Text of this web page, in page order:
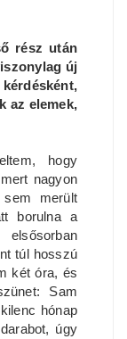
rész után
új
az elemek,
hogy
nagyon
merült
borulna a
túl hosszú
két óra, és
Sam
hónap
úgy